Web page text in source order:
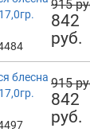
915
842
руб.
блесна 915
842
руб.